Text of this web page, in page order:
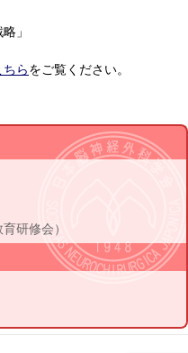
」
ちらをご覧ください。
研修会）